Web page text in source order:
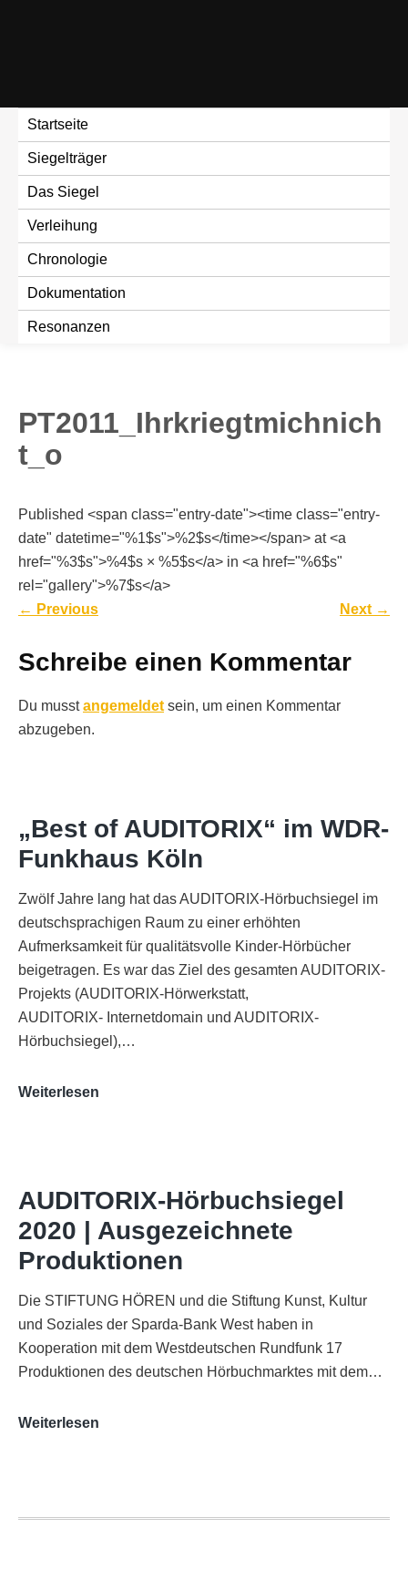
Startseite
Siegelträger
Das Siegel
Verleihung
Chronologie
Dokumentation
Resonanzen
PT2011_Ihrkriegtmichnich
t_o
Published <span class="entry-date"><time class="entry-
date" datetime="%1$s">%2$s</time></span> at <a
href="%3$s">%4$s × %5$s</a> in <a href="%6$s"
rel="gallery">%7$s</a>
← Previous Next →
Schreibe einen Kommentar
Du musstangemeldet sein, um einen Kommentar
abzugeben.
„Best of AUDITORIX“ im WDR-
Funkhaus Köln
Zwölf Jahre lang hat das AUDITORIX-Hörbuchsiegel im
deutschsprachigen Raum zu einer erhöhten
Aufmerksamkeit für qualitätsvolle Kinder-Hörbücher
beigetragen. Es war das Ziel des gesamten AUDITORIX-
Projekts (AUDITORIX-Hörwerkstatt,
AUDITORIX- Internetdomain und AUDITORIX-
Hörbuchsiegel),…
Weiterlesen
Funkhaus
Köln
AUDITORIX-Hörbuchsiegel
2020 | Ausgezeichnete
Produktionen
Die STIFTUNG HÖREN und die Stiftung Kunst, Kultur
und Soziales der Sparda-Bank West haben in
Kooperation mit dem Westdeutschen Rundfunk 17
Produktionen des deutschen Hörbuchmarktes mit dem…
Weiterlesen
Ausgezeichnete